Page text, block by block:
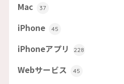
Mac 37
iPhone 45
iPhoneアプリ 228
Webサービス 45